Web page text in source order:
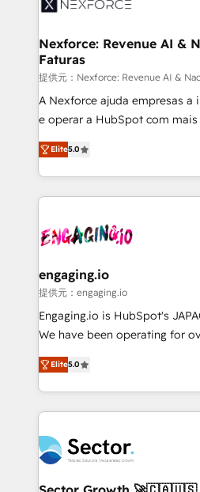
strive for optimal customer
de forma que genera
primeras semanas — no meses. 🤝 No entregamos
proyectos y nos vamos. Nos
socios estratégicos,
lo que construimos juntos.
Operamos en Colombia, Perú,
Chile, Panamá, Bolivia,
B2B. ✅ Crece con orden.
Nexforce: Revenue AI &
Faturas
提供元：Nexforce: Revenue AI &
A Nexforce ajuda empresas
e operar a HubSpot com
previsibilidade de receita. Combinamos Revenue
Operations (RevOps) e
estruturar processos integrar
dados e automatizar
operacional de receita
Também somos
e de mais de 150 softwares
contratar e pagar a HubSpot
fiscal no Brasil e gerar
Oferecemos ainda agentes de
HubSpot que automatizam
empresas em 13 países
a maior parceira da HubSpot
líder no ranking global de
Elite5.0
engaging.io
提供元：engaging.io
Engaging.io is HubSpot's
We have been operating for
one of HubSpot's most
capable Agency Partners globally. We
complex CRM migrations,
integrations, custom CMS
businesses. Our teams are based in North America
and APAC. We are HubSpot's top-ranked Advanced
Implementation Certified
Elite5.0